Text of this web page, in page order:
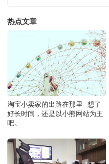
热点文章
淘宝小卖家的出路在那里--想了
好长时间，还是以小熊网站为主
吧。